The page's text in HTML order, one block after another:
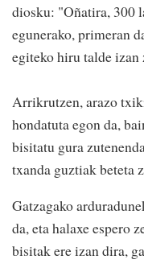
diosku: "Oñatira, 300
egunerako, primeran
egiteko hiru talde izan
Arrikrutzen, arazo
hondatuta egon da,
bisitatu gura
txanda guztiak beteta
Gatzagako
da, eta halaxe espero
bisitak ere izan dira,